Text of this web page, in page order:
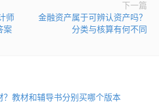
师
案
下一篇
金融资产属于可辨认资产吗？
分类与核算有何不同
教材和辅导书分别买哪个版本